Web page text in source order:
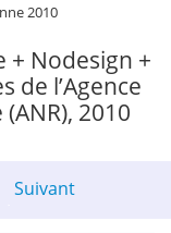
2010
+ Nodesign +
de l’Agence
2010
Suivant